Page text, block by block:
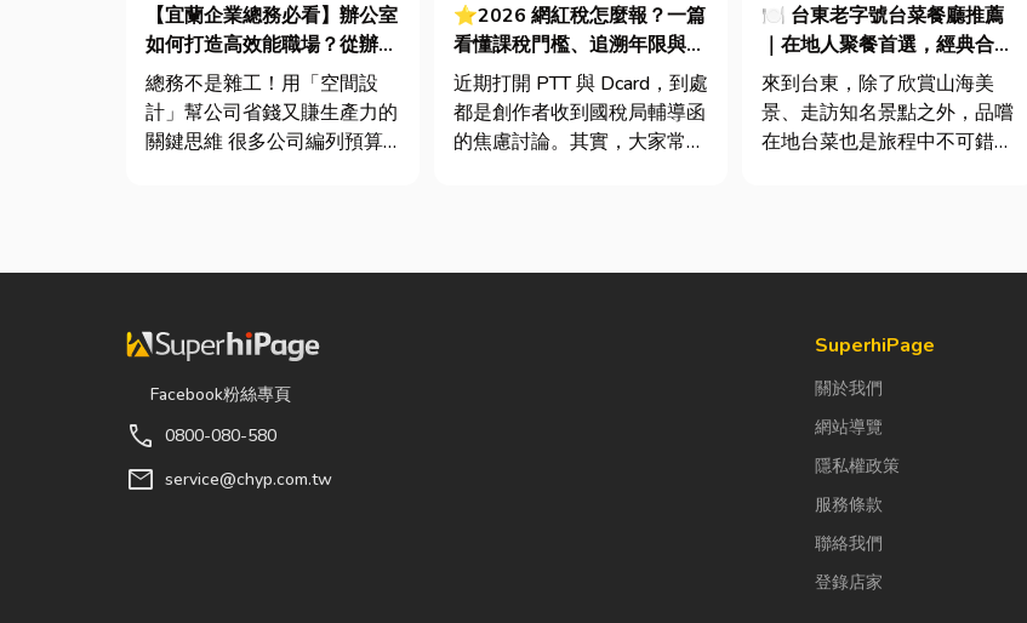
【宜蘭企業總務必看】辦公室
如何打造高效能職場？從辦公
桌椅、系統屏風到空間設計關
鍵！
總務不是雜工！用「空間設
計」幫公司省錢又賺生產力的
關鍵思維 很多公司編列預算
正厲害...
⭐2026 網紅稅怎麼報？一篇
看懂課稅門檻、追溯年限與合
法節稅，文末加碼會計/記帳
士推薦
近期打開 PTT 與 Dcard，到處
都是創作者收到國稅局輔導函
的焦慮討論。其實，大家常說
🍽️ 台東老字號台菜餐廳推薦
｜在地人聚餐首選，經典合菜
一次滿足
來到台東，除了欣賞山海美
景、走訪知名景點之外，品嚐
在地台菜也是旅程中不可錯過
Facebook粉絲專頁
call 0800-080-580
mail service@chyp.com.tw
SuperhiPage
關於我們
網站導覽
隱私權政策
服務條款
聯絡我們
登錄店家